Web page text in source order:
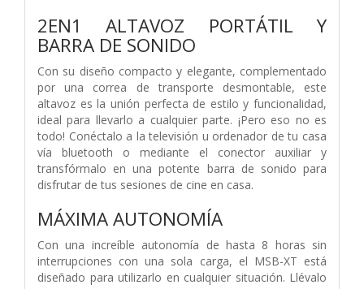
2EN1 ALTAVOZ PORTÁTIL Y
BARRA DE SONIDO
Con su diseño compacto y elegante, complementado
por una correa de transporte desmontable, este
altavoz es la unión perfecta de estilo y funcionalidad,
ideal para llevarlo a cualquier parte. ¡Pero eso no es
todo! Conéctalo a la televisión u ordenador de tu casa
vía bluetooth o mediante el conector auxiliar y
transfórmalo en una potente barra de sonido para
disfrutar de tus sesiones de cine en casa.
MÁXIMA AUTONOMÍA
Con una increíble autonomía de hasta 8 horas sin
interrupciones con una sola carga, el MSB-XT está
diseñado para utilizarlo en cualquier situación. Llévalo